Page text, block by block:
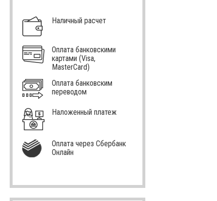
Наличный расчет
Оплата банковскими
картами (Visa,
MasterCard)
Оплата банковским
переводом
Наложенный платеж
Оплата через Сбербанк
Онлайн